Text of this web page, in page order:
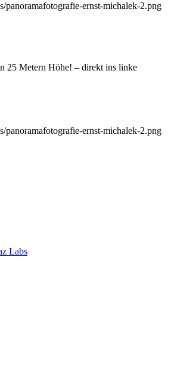
panoramafotografie-ernst-michalek-2.png
25 Metern Höhe! – direkt ins linke
panoramafotografie-ernst-michalek-2.png